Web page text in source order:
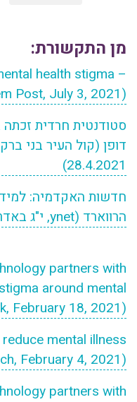
מן התקשורת:
health stigma –
Post, July 3, 2021)
סטודנטית חרדית
דופן (קול העיר בני
28.4.2021)
חדשות האקדמיה:
הרווארד (ynet, י"ג באדר תשפ"א, 25.2.2021)
partners with
around mental
February 18, 2021)
mental illness
February 4, 2021)
partners with